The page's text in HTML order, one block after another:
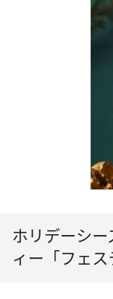
ホリデーシ
ィー「フェス